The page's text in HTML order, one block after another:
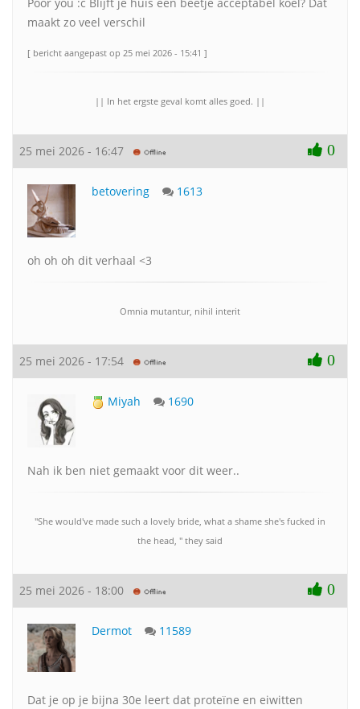
maakt zo veel verschil
[ bericht aangepast op 25 mei 2026 - 15:41 ]
|| In het ergste geval komt alles goed. ||
25 mei 2026 - 16:47 0
betovering 1613
oh oh oh dit verhaal <3
Omnia mutantur, nihil interit
25 mei 2026 - 17:54 0
Miyah 1690
Nah ik ben niet gemaakt voor dit weer..
"She would've made such a lovely bride, what a shame she's fucked in
the head, " they said
25 mei 2026 - 18:00 0
Dermot 11589
Dat je op je bijna 30e leert dat proteïne en eiwitten